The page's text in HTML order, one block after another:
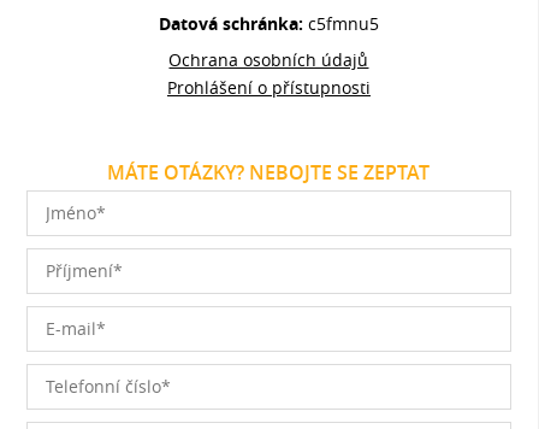
Datová schránka: c5fmnu5
Ochrana osobních údajů
Prohlášení o přístupnosti
MÁTE OTÁZKY? NEBOJTE SE ZEPTAT